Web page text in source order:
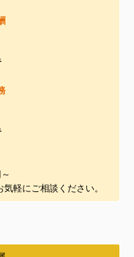
軽にご相談ください。